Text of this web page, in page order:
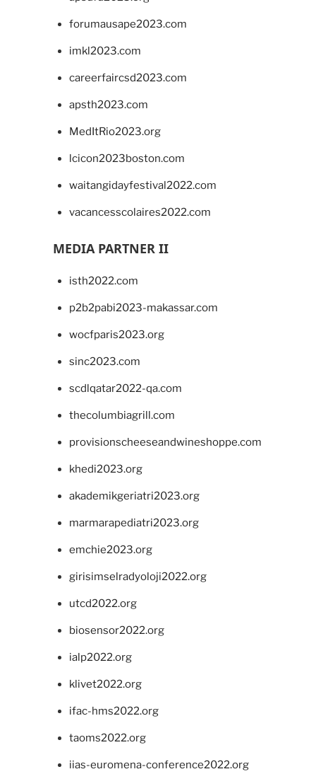
forumausape2023.com
imkl2023.com
careerfaircsd2023.com
apsth2023.com
MedItRio2023.org
lcicon2023boston.com
waitangidayfestival2022.com
vacancesscolaires2022.com
MEDIA PARTNER II
isth2022.com
p2b2pabi2023-makassar.com
wocfparis2023.org
sinc2023.com
scdlqatar2022-qa.com
thecolumbiagrill.com
provisionscheeseandwineshoppe.com
khedi2023.org
akademikgeriatri2023.org
marmarapediatri2023.org
emchie2023.org
girisimselradyoloji2022.org
utcd2022.org
biosensor2022.org
ialp2022.org
klivet2022.org
ifac-hms2022.org
taoms2022.org
iias-euromena-conference2022.org